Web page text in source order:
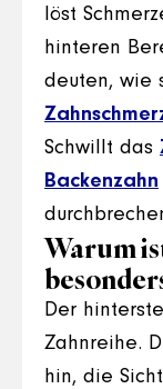
löst
hinteren
deuten, wie
Schwillt das
Backenzahn
Warum
Der
Zahnreihe.
hin, die